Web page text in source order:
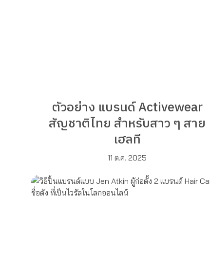
ตัวอย่าง แบรนด์ Activewear
สัญชาติไทย สำหรับสาว ๆ สาย
เฮลที
11 ต.ค. 2025